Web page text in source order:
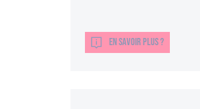
EN SAVOIR PLUS ?